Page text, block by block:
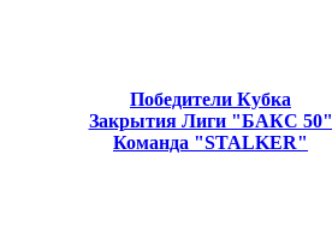
Победители Кубка
Закрытия Лиги "БАКС 50"
Команда "STALKER"